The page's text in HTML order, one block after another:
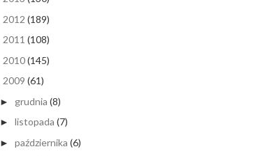
2012 (189)
2011 (108)
2010(145)
2009 (61)
► grudnia (8)
► listopada (7)
► października (6)